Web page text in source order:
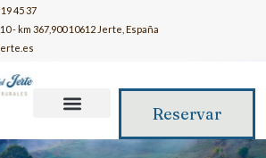
45 37
- km 367,900 10612 Jerte, España
Reservar